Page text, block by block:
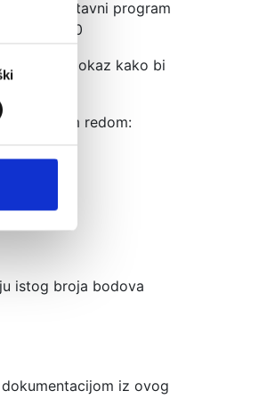
uz nastavni program
- 150
dostaviti dokaz kako bi
sljedećim redom:
rata
istog broja bodova
iz ovog